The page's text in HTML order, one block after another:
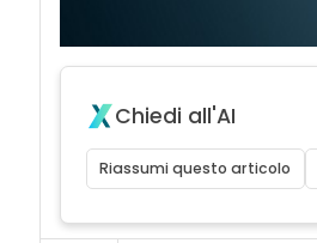
Chiedi all'AI
Riassumi questo articolo